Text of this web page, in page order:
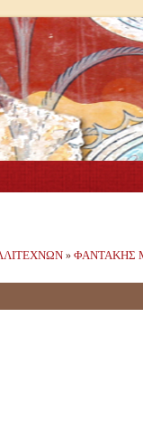
» ΦΑΝΤΑΚΗΣ